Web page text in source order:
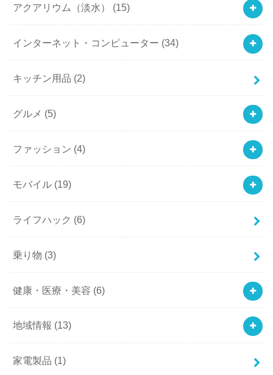
アクアリウム（淡水） (15)
インターネット・コンピューター (34)
キッチン用品 (2)
グルメ (5)
ファッション (4)
モバイル (19)
ライフハック (6)
乗り物 (3)
健康・医療・美容 (6)
地域情報 (13)
家電製品 (1)